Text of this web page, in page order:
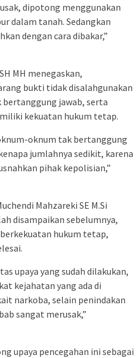
dipotong menggunakan
dalam tanah. Sedangkan
dengan cara dibakar,”
MH menegaskan,
bukti tidak disalahgunakan
jawab, serta
kekuatan hukum tetap.
oknum tak bertanggung
jumlahnya sedikit, karena
pihak kepolisian,”
Mahzareki SE M.Si
disampaikan sebelumnya,
hukum tetap,
upaya yang sudah dilakukan,
kejahatan yang ada di
narkoba, selain penindakan
sangat merusak,”
upaya pencegahan ini sebagai